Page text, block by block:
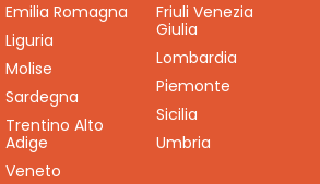
Emilia Romagna
Friuli Venezia
Giulia
Liguria
Lombardia
Molise
Piemonte
Sardegna
Sicilia
Trentino Alto
Adige
Umbria
Veneto